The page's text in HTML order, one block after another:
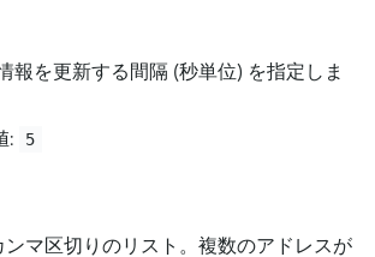
報を更新する間隔 (秒単位) を指定しま
:
5
ンマ区切りのリスト。複数のアドレスが